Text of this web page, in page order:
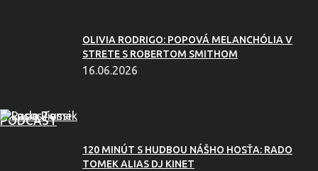
OLIVIA RODRIGO: POPOVÁ MELANCHÓLIA V
STRETE S ROBERTOM SMITHOM
16.06.2026
PODCAST
120 MINÚT S HUDBOU NÁŠHO HOSŤA: RADO
TOMEK ALIAS DJ KINET